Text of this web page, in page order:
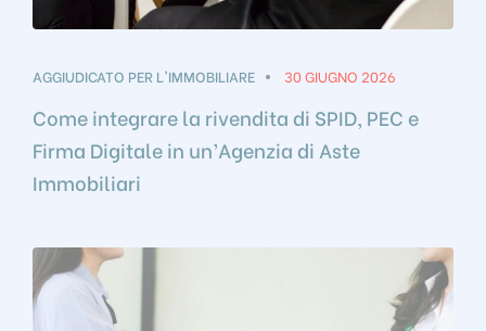
AGGIUDICATO PER L'IMMOBILIARE 30 GIUGNO 2026
Come integrare la rivendita di SPID, PEC e
Firma Digitale in un’Agenzia di Aste
Immobiliari